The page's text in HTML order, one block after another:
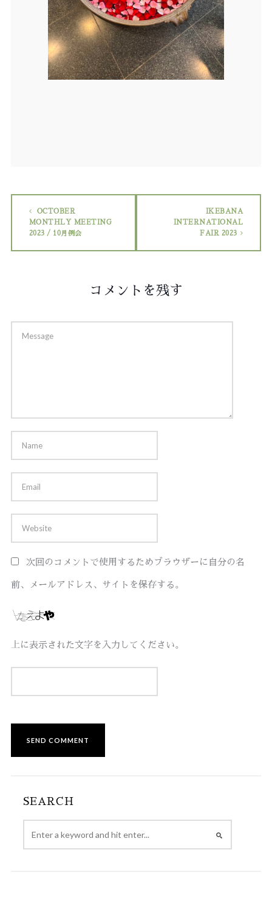
OCTOBER
MONTHLY MEETING
2023 / 10月例会
IKEBANA
INTERNATIONAL
FAIR 2023
コメントを残す
次回のコメントで使用するためブラウザーに自分の名
前、メールアドレス、サイトを保存する。
上に表示された文字を入力してください。
SEARCH